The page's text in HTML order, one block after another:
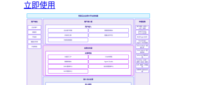
立即使用